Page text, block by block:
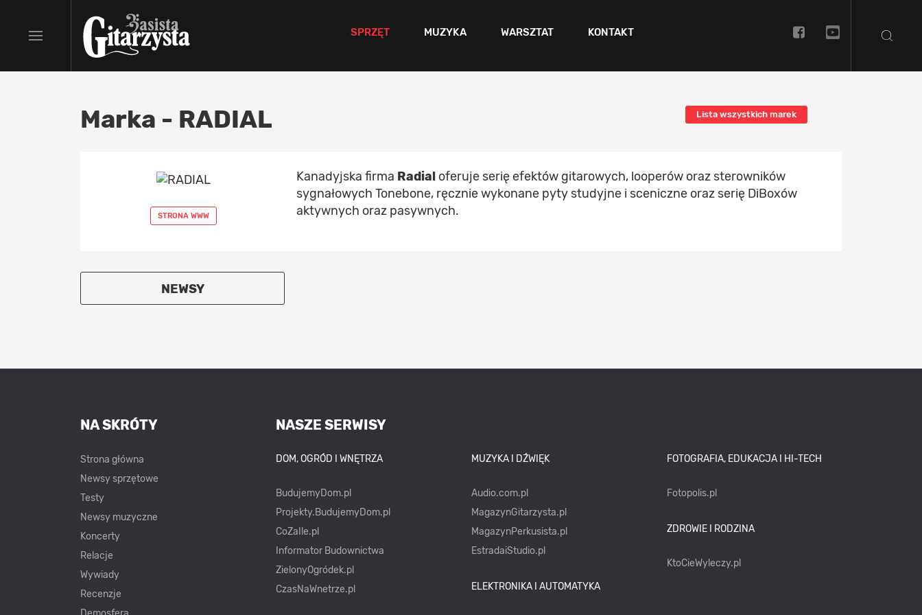
SPRZĘT MUZYKA WARSZTAT KONTAKT
Marka - RADIAL Lista wszystkich marek
STRONA WWW
Kanadyjska firma Radial oferuje serię efektów gitarowych, looperów oraz sterowników
sygnałowych Tonebone, ręcznie wykonane pyty studyjne i sceniczne oraz serię DiBoxów
aktywnych oraz pasywnych.
NEWSY
NASZE SERWISY
DOM, OGRÓD I WNĘTRZA
BudujemyDom.pl
Projekty.BudujemyDom.pl
CoZaIle.pl
Informator Budownictwa
ZielonyOgródek.pl
CzasNaWnetrze.pl
MUZYKA I DŹWIĘK
Audio.com.pl
MagazynGitarzysta.pl
MagazynPerkusista.pl
EstradaiStudio.pl
ELEKTRONIKA I AUTOMATYKA
FOTOGRAFIA, EDUKACJA I HI-TECH
Fotopolis.pl
ZDROWIE I RODZINA
KtoCieWyleczy.pl
NA SKRÓTY
Strona główna
Newsy sprzętowe
Testy
Newsy muzyczne
Koncerty
Relacje
Wywiady
Recenzje